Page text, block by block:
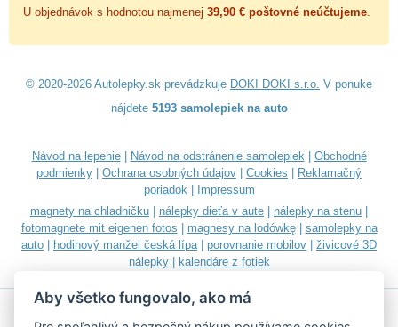
U objednávok s hodnotou najmenej 39,90 € poštovné neúčtujeme
© 2020-2026 Autolepky.sk prevádzkuje DOKI DOKI s.r.o. V ponuke
nájdete 5193 samolepiek na auto
Návod na lepenie| Návod na odstránenie samolepiek| Obchodné
podmienky
Ochrana osobných údajov Cookies
Reklamačný
poriadok|
Impressum
magnety na chladničku
nálepky dieťa v aute nálepky na stenu
fotomagnete mit eigenen fotos
magnesy na lodówkę| samolepky na
auto
hodinový manžel česká lípa| porovnanie mobilov
živicové 3D
nálepky| kalendáre z fotiek
Aby všetko fungovalo, ako má